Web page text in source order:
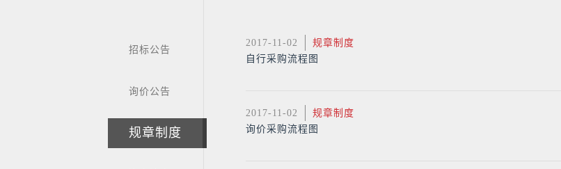
招标公告
询价公告
规章制度
2017-11-02
规章制度
自行采购流程图
2017-11-02
规章制度
询价采购流程图